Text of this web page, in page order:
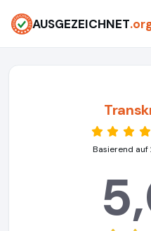
AUSGEZEICHNET
Basierend